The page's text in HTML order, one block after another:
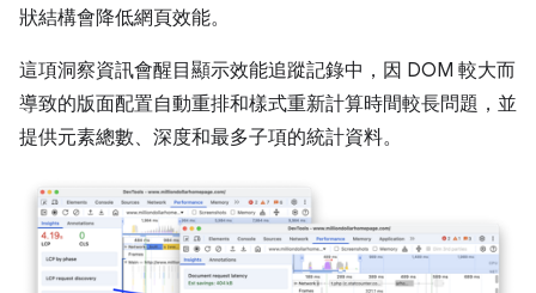
狀結構會降低網頁效能。
這項洞察資訊會醒目顯示效能追蹤記錄中，因 DOM 較大而
導致的版面配置自動重排和樣式重新計算時間較長問題，並
提供元素總數、深度和最多子項的統計資料。